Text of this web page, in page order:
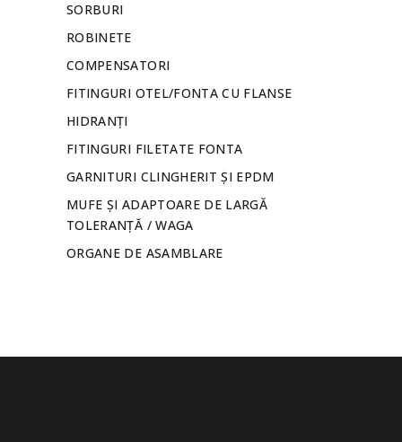
SORBURI
ROBINETE
COMPENSATORI
FITINGURI OTEL/FONTA CU FLANSE
HIDRANȚI
FITINGURI FILETATE FONTA
GARNITURI CLINGHERIT ȘI EPDM
MUFE ȘI ADAPTOARE DE LARGĂ
TOLERANȚĂ / WAGA
ORGANE DE ASAMBLARE